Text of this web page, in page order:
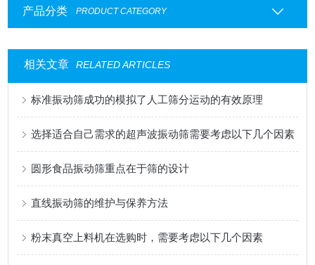
产品分类 PRODUCT CATEGORY
相关文章 RELATED ARTICLES
标准振动筛成功的模拟了人工筛分运动的有效原理
选择适合自己需求的超声波振动筛需要考虑以下几个因素
圆形食品振动筛重点在于筛的设计
直线振动筛的维护与保养方法
粉末真空上料机在选购时，需要考虑以下几个因素